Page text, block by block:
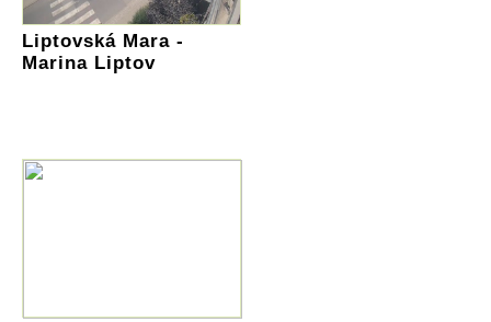
Liptovská Mara -
Marina Liptov